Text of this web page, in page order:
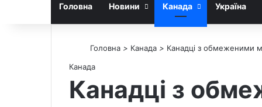
Головна Новини Канада Україна
Головна > Канада > Канадці з обмеженими
Канада
Канадці з